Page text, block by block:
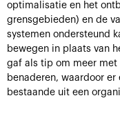
optimalisatie en het
grensgebieden) en de
systemen ondersteund
bewegen in plaats van
gaf als tip om meer
benaderen, waardoor
bestaande uit een